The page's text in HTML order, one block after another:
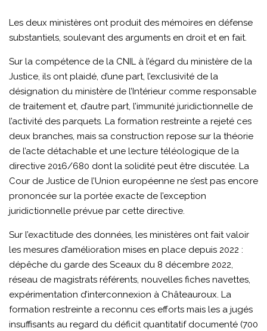
Les deux ministères ont produit des mémoires en défense
substantiels, soulevant des arguments en droit et en fait.
Sur la compétence de la CNIL à l’égard du ministère de la
Justice, ils ont plaidé, d’une part, l’exclusivité de la
désignation du ministère de l’Intérieur comme responsable
de traitement et, d’autre part, l’immunité juridictionnelle de
l’activité des parquets. La formation restreinte a rejeté ces
deux branches, mais sa construction repose sur la théorie
de l’acte détachable et une lecture téléologique de la
directive 2016/680 dont la solidité peut être discutée. La
Cour de Justice de l’Union européenne ne s’est pas encore
prononcée sur la portée exacte de l’exception
juridictionnelle prévue par cette directive.
Sur l’exactitude des données, les ministères ont fait valoir
les mesures d’amélioration mises en place depuis 2022 :
dépêche du garde des Sceaux du 8 décembre 2022,
réseau de magistrats référents, nouvelles fiches navettes,
expérimentation d’interconnexion à Châteauroux. La
formation restreinte a reconnu ces efforts mais les a jugés
insuffisants au regard du déficit quantitatif documenté (700